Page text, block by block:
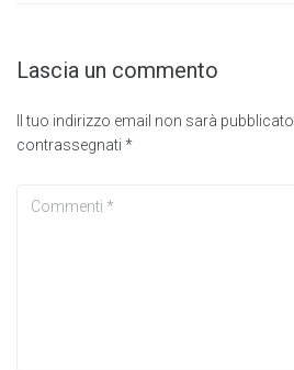
Lascia un commento
Il tuo indirizzo email non sarà pubblicato.
contrassegnati *